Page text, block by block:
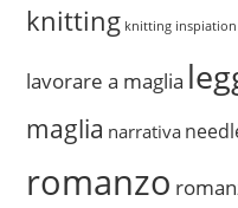
knitting knitting inspiation
lavorare a maglia
maglia narrativa
romanzo